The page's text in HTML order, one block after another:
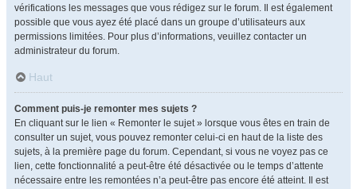
vérifications les messages que vous rédigez sur le forum. Il est également
possible que vous ayez été placé dans un groupe d’utilisateurs aux
permissions limitées. Pour plus d’informations, veuillez contacter un
administrateur du forum.
Haut
Comment puis-je remonter mes sujets ?
En cliquant sur le lien « Remonter le sujet » lorsque vous êtes en train de
consulter un sujet, vous pouvez remonter celui-ci en haut de la liste des
sujets, à la première page du forum. Cependant, si vous ne voyez pas ce
lien, cette fonctionnalité a peut-être été désactivée ou le temps d’attente
nécessaire entre les remontées n’a peut-être pas encore été atteint. Il est